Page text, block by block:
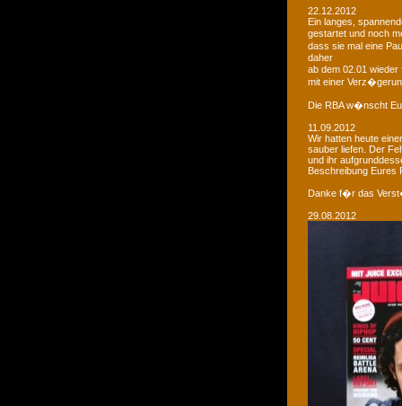
22.12.2012
Ein langes,
gestartet und noch
dass sie mal eine
daher
ab dem 02.01
mit einer
Die RBA w�nscht
11.09.2012
Wir hatten heute
sauber liefen. Der
und ihr
Beschreibung Eures
Danke f�r das
29.08.2012